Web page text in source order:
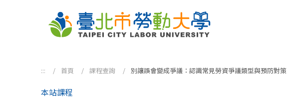
::: 首頁 課程查詢 別讓誤會變成爭議：認識常見勞資爭議類型與預防對策
本站課程